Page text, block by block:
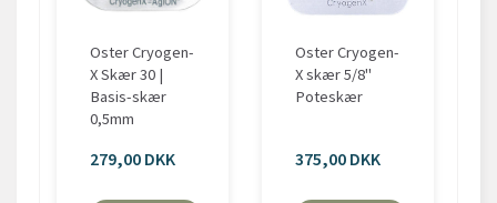
Oster Cryogen-
X Skær 30 |
Basis-skær
0,5mm
279,00 DKK
Oster Cryogen-
X skær 5/8"
Poteskær
375,00 DKK